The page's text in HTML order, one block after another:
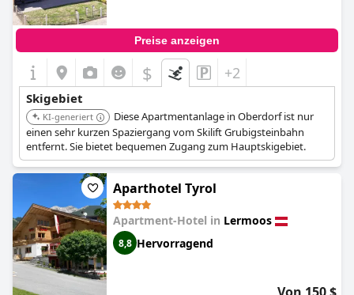
Preise anzeigen
$ +2
Skigebiet
KI-generiert
Diese Apartmentanlage in Oberdorf ist nur
einen sehr kurzen Spaziergang vom Skilift Grubigsteinbahn
entfernt. Sie bietet bequemen Zugang zum Hauptskigebiet.
Aparthotel Tyrol
Apartment-Hotel in Lermoos
8,8 Hervorragend